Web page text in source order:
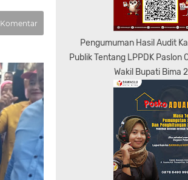
Komentar
Pengumuman Hasil Audit
Publik Tentang LPPDK Paslon
Wakil Bupati Bima